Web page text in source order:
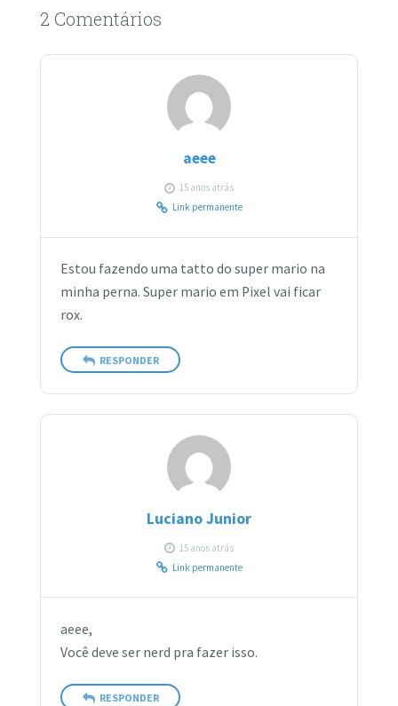
2 Comentários
aeee
15 anos atrás
Link permanente
Estou fazendo uma tatto do super mario na
minha perna. Super mario em Pixel vai ficar
rox.
RESPONDER
Luciano Junior
15 anos atrás
Link permanente
aeee,
Você deve ser nerd pra fazer isso.
RESPONDER